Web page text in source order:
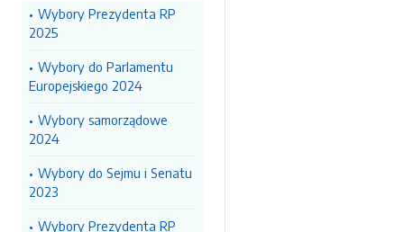
Wybory Prezydenta RP
2025
Wybory do Parlamentu
Europejskiego 2024
Wybory samorządowe
2024
Wybory do Sejmu i Senatu
2023
Wybory Prezydenta RP